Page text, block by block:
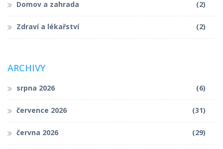
Domov a zahrada (2)
Zdraví a lékařství (2)
ARCHIVY
srpna 2026 (6)
července 2026 (31)
června 2026 (29)